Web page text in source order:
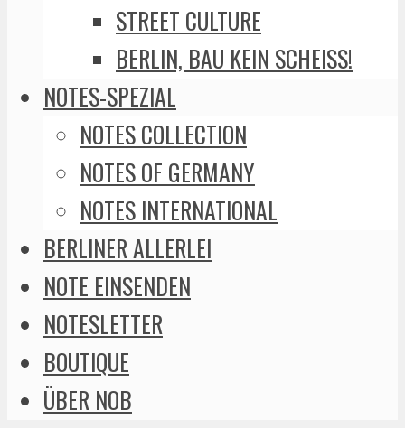
STREET CULTURE
BERLIN, BAU KEIN SCHEISS!
NOTES-SPEZIAL
NOTES COLLECTION
NOTES OF GERMANY
NOTES INTERNATIONAL
BERLINER ALLERLEI
NOTE EINSENDEN
NOTESLETTER
BOUTIQUE
ÜBER NOB